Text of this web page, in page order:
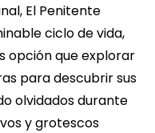
El Penitente
ciclo de vida,
opción que explorar
para descubrir sus
olvidados durante
y grotescos